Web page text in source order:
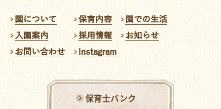
園について 保育内容
園での生活
入園案内
採用情報
お知らせ
お問い合わせ
Instagram
保育士バンク